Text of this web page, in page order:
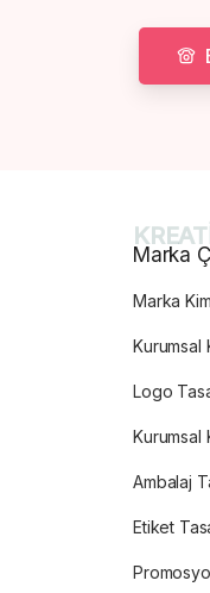
Marka
Marka
Kurumsal
Logo
Kurumsal
Ambalaj
Etiket